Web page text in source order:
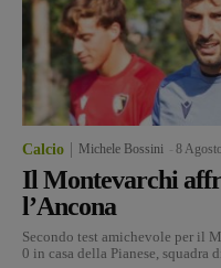
Calcio Michele Bossini 8
Il Montevarchi
l’Ancona
Secondo test amichevole per il
0 in casa della Pianese, squadra